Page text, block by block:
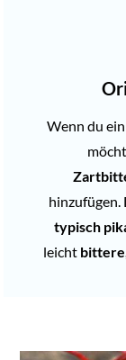
Wenn du ein
hinzufügen.
typisch
leicht